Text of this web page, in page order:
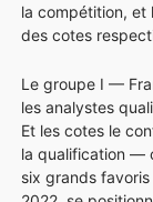
la compétition, et
des cotes
Le groupe I —
les analystes
Et les cotes le
la qualification —
six grands favoris